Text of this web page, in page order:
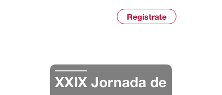
Registrate
XXIX Jornada de